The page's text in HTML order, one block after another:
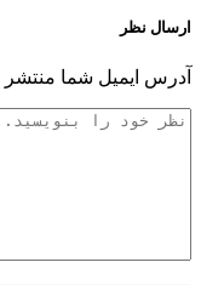
ارسال نظر
آدرس ایمیل شما منتشر